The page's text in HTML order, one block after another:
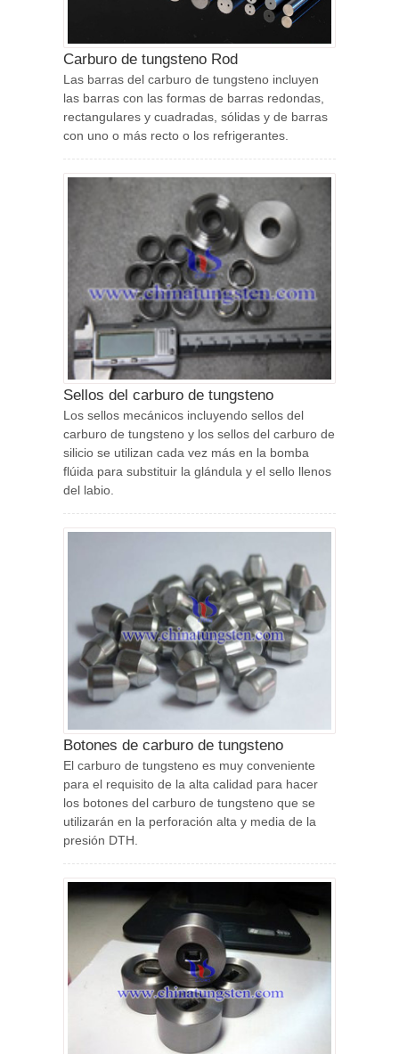
Carburo de tungsteno Rod
Las barras del carburo de tungsteno incluyen
las barras con las formas de barras redondas,
rectangulares y cuadradas, sólidas y de barras
con uno o más recto o los refrigerantes.
Sellos del carburo de tungsteno
Los sellos mecánicos incluyendo sellos del
carburo de tungsteno y los sellos del carburo de
silicio se utilizan cada vez más en la bomba
flúida para substituir la glándula y el sello llenos
del labio.
Botones de carburo de tungsteno
El carburo de tungsteno es muy conveniente
para el requisito de la alta calidad para hacer
los botones del carburo de tungsteno que se
utilizarán en la perforación alta y media de la
presión DTH.